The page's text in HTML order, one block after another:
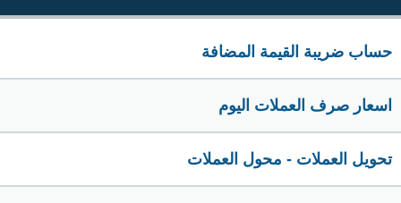
حساب ضريبة القيمة المضافة
اسعار صرف العملات اليوم
تحويل العملات - محول العملات